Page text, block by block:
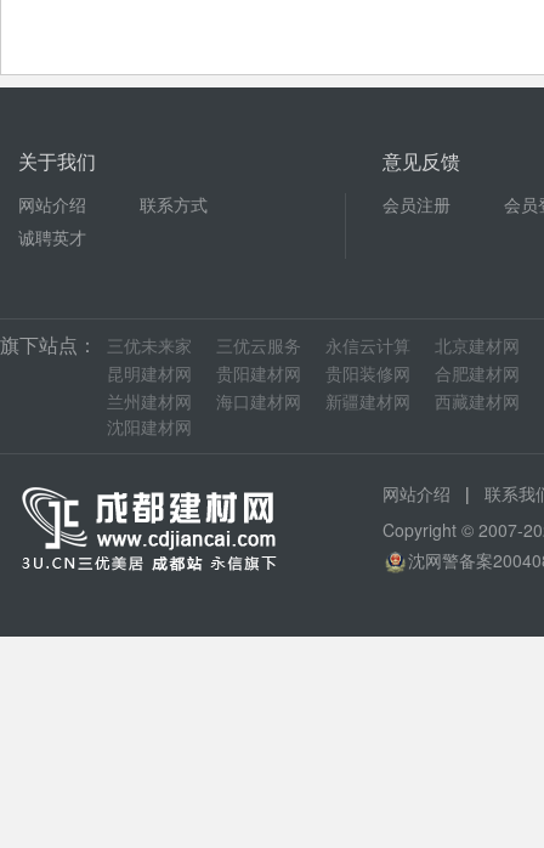
关于我们
网站介绍
联系方式
诚聘英才
意见反馈
会员注册 会员
旗下站点： 三优未来家 三优云服务 永信云计算 北京建材网
昆明建材网
贵阳建材网 贵阳装修网 合肥建材网
兰州建材网
海口建材网 新疆建材网 西藏建材网
沈阳建材网
网站介绍 | 联系我
Copyright © 2007-
沈网警备案